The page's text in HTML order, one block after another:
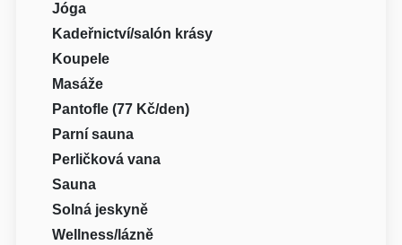
Jóga
Kadeřnictví/salón krásy
Koupele
Masáže
Pantofle (77 Kč/den)
Parní sauna
Perličková vana
Sauna
Solná jeskyně
Wellness/lázně